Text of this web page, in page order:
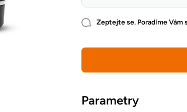
Zeptejte se. Poradíme Vám
Parametry